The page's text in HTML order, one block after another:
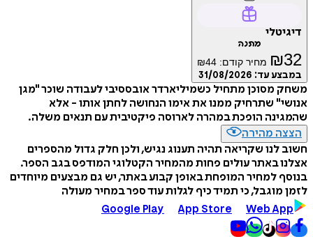
דיגיטלי
מתנה
₪32 מחיר קודם: ₪44
במבצע עד: 31/08/2026
משחק מסוכן מתחיל כשמיליארדר אובססיבי לעבודה שוכר "מגן
אנושי" שתרחיק ממנו את אימו הנחושה לחתן אותו - אלא
שהמגינה הופכת במהרה לארוסה פיקטיבית עם תנאים משלה.
הצצה מהירה
חשוב לנו שקריאה תהיה תענוג נגיש, ולכן חלק גדול מהספרים
אצלנו באתר עולים פחות מהמחיר הקטלוגי המודפס בגב הספר.
בנוסף למחיר המופחת באופן קבוע באתר, יש גם מבצעים מיוחדים
לזמן מוגבל, כי תמיד כיף לגלות עוד ספר במחיר מעולה
Google Play
App Store Web App